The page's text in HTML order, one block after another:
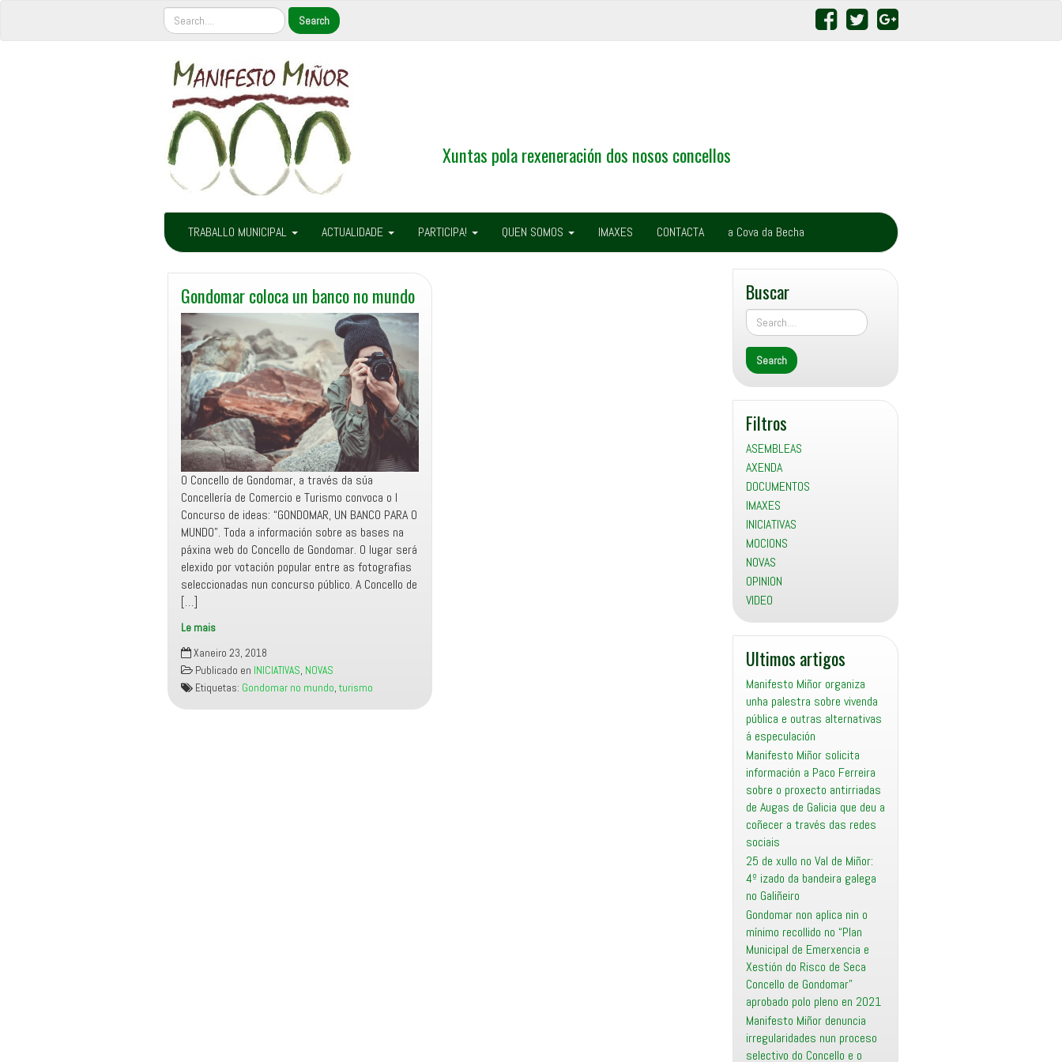
Xuntas pola rexeneración dos nosos concellos
TRABALLO MUNICIPAL ACTUALIDADE PARTICIPA! QUEN SOMOS IMAXES CONTACTA a Cova da Becha
Gondomar coloca un banco no mundo
O Concello de Gondomar, a través da súa
Concellería de Comercio e Turismo convoca o I
Concurso de ideas: “GONDOMAR, UN BANCO PARA O
MUNDO”. Toda a información sobre as bases na
páxina web do Concello de Gondomar. O lugar será
elexido por votación popular entre as fotografias
seleccionadas nun concurso público. A Concello de
[…]
Le mais
Gondomar
coloca
un
banco
no
Xaneiro 23, 2018
Publicado en INICIATIVAS, NOVAS
Etiquetas: Gondomar no mundo,turismo
Buscar
Filtros
ASEMBLEAS
AXENDA
DOCUMENTOS
IMAXES
INICIATIVAS
MOCIONS
NOVAS
OPINION
VIDEO
Ultimos artigos
Manifesto Miñor organiza
unha palestra sobre vivenda
pública e outras alternativas
á especulación
Manifesto Miñor solicita
información a Paco Ferreira
sobre o proxecto antirriadas
de Augas de Galicia que deu a
coñecer a través das redes
sociais
25 de xullo no Val de Miñor:
4º izado da bandeira galega
no Galiñeiro
Gondomar non aplica nin o
mínimo recollido no “Plan
Municipal de Emerxencia e
Xestión do Risco de Seca
Concello de Gondomar”
aprobado polo pleno en 2021
Manifesto Miñor denuncia
irregularidades nun proceso
selectivo do Concello e o